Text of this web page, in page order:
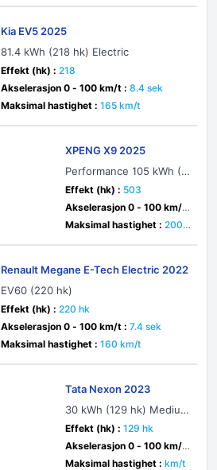
Kia EV5 2025
81.4 kWh (218 hk) Electric
Effekt (hk) : 218
Akselerasjon 0 - 100 km/t : 8.4 sek
Maksimal hastighet : 165 km/t
XPENG X9 2025
Performance 105 kWh (5
03 hk) Electric 4WD
Effekt (hk) : 503
Akselerasjon 0 - 100 km/t
: 5.7 sek
Maksimal hastighet : 200 k
Renault Megane E-Tech Electric 2022
EV60 (220 hk)
Effekt (hk) : 220 hk
Akselerasjon 0 - 100 km/t : 7.4 sek
Maksimal hastighet : 160 km/t
Tata Nexon 2023
30 kWh (129 hk) Medium
Range
Effekt (hk) : 129 hk
Akselerasjon 0 - 100 km/t
: 9.2 sek
Maksimal hastighet : km/t